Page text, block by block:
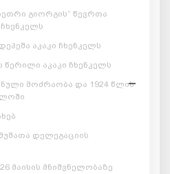
გიორგის“ წევრთა
აკაკი ჩხენკელს
წერილი აკაკი ჩხენკელს
მოძრაობა და 1924 წლის
დელეგაციის
მაისის მნიშვნელობაზე